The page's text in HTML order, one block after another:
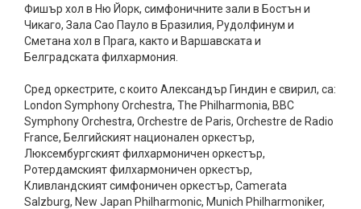
Фишър хол в Ню Йорк, симфоничните зали в Бостън и
Чикаго, Зала Сао Пауло в Бразилия, Рудолфинум и
Сметана хол в Прага, както и Варшавската и
Белградската филхармония.
Сред оркестрите, с които Александър Гиндин е свирил, са:
London Symphony Orchestra, The Philharmonia, BBC
Symphony Orchestra, Orchestre de Paris, Orchestre de Radio
France, Белгийският национален оркестър,
Люксембургският филхармоничен оркестър,
Ротердамският филхармоничен оркестър,
Кливландският симфоничен оркестър, Camerata
Salzburg, New Japan Philharmonic, Munich Philharmoniker,